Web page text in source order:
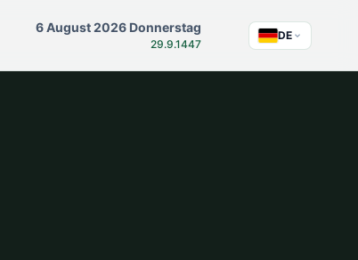
6 August 2026 Donnerstag
29.9.1447
DE